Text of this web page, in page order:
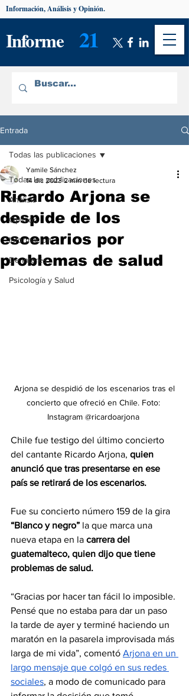
Informe 21
Información, Análisis y Opinión.
Entrada
Todas las publicaciones
Análisis
Opinión
Información
De interés
Psicología y Salud
Todas las publicaciones
Ricardo Arjona se
despide de los
escenarios por
problemas de salud
Yamile Sánchez
14 dic 2023 2 min de lectura
concierto que ofreció en Chile. Foto:
Instagram @ricardoarjona
Chile fue testigo del último concierto
del cantante Ricardo Arjona, quien
anunció que tras presentarse en ese
país se retirará de los escenarios.
Fue su concierto número 159 de la gira
“Blanco y negro” la que marca una
nueva etapa en la carrera del
guatemalteco, quien dijo que tiene
problemas de salud.
“Gracias por hacer tan fácil lo imposible.
Pensé que no estaba para dar un paso
la tarde de ayer y terminé haciendo un
maratón en la pasarela improvisada más
larga de mi vida”, comentó Arjona en un
largo mensaje que colgó en sus redes
sociales, a modo de comunicado para